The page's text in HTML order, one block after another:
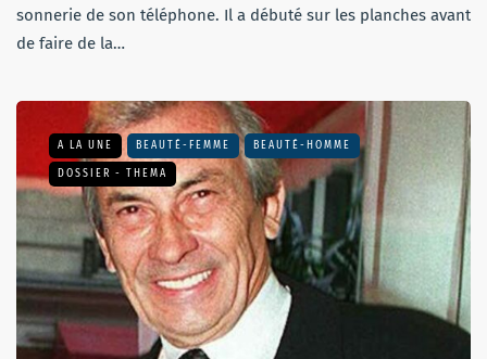
sonnerie de son téléphone. Il a débuté sur les planches avant
de faire de la…
A LA UNE BEAUTÉ-FEMME BEAUTÉ-HOMME
DOSSIER - THEMA